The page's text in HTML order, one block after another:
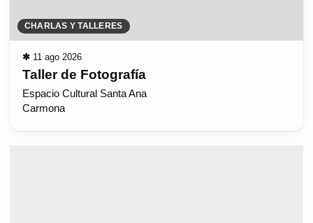
CHARLAS Y TALLERES
✱ 11 ago 2026
Taller de Fotografía
Espacio Cultural Santa Ana
Carmona